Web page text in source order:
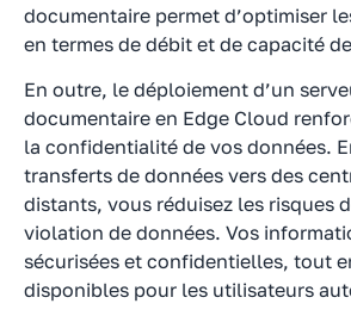
documentaire permet d’optimiser
en termes de débit et de capacité
En outre, le déploiement d’un
documentaire en Edge Cloud
la confidentialité de vos données.
transferts de données vers des
distants, vous réduisez les risques
violation de données. Vos
sécurisées et confidentielles, tout
disponibles pour les utilisateurs